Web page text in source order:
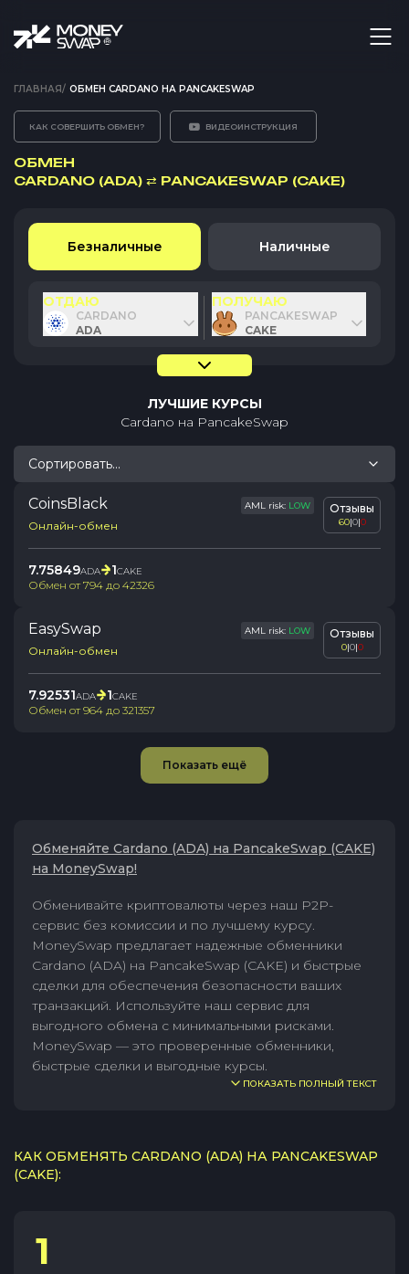
ГЛАВНАЯ/ ОБМЕН CARDANO НА PANCAKESWAP
КАК СОВЕРШИТЬ ОБМЕН? ВИДЕОИНСТРУКЦИЯ
ОБМЕН
CARDANO (ADA) ⇄ PANCAKESWAP (CAKE)
Безналичные Наличные
ОТДАЮ
CARDANO
ADA
ПОЛУЧАЮ
PANCAKESWAP
CAKE
ЛУЧШИЕ КУРСЫ
Cardano на PancakeSwap
Сортировать...
CoinsBlack AML risk: LOW
Онлайн-обмен
Отзывы
60|0|0
7.75849ADA 1CAKE
Обмен от794 до 42326
EasySwap AML risk: LOW
Онлайн-обмен
Отзывы
0|0|0
7.92531ADA 1CAKE
Обмен от964 до 321357
Показать ещё
Обменяйте Cardano (ADA) на PancakeSwap (CAKE)
на MoneySwap!
Обменивайте криптовалюты через наш P2P-
сервис без комиссии и по лучшему курсу.
MoneySwap предлагает надежные обменники
Cardano (ADA) на PancakeSwap (CAKE) и быстрые
сделки для обеспечения безопасности ваших
транзакций. Используйте наш сервис для
выгодного обмена с минимальными рисками.
MoneySwap — это проверенные обменники,
быстрые сделки и выгодные курсы.
ПОКАЗАТЬ ПОЛНЫЙ ТЕКСТ
КАК ОБМЕНЯТЬ CARDANO (ADA) НА PANCAKESWAP
(CAKE):
1